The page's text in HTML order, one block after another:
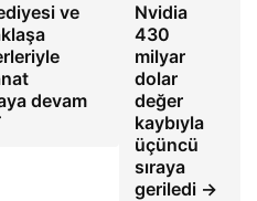
ve
devam
Nvidia
430
milyar
dolar
değer
kaybıyla
üçüncü
sıraya
geriledi →